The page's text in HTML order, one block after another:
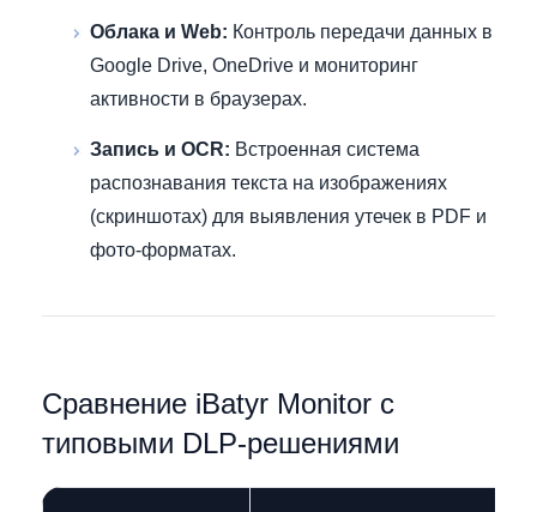
Облака и Web: Контроль передачи данных в
Google Drive, OneDrive и мониторинг
активности в браузерах.
Запись и OCR: Встроенная система
распознавания текста на изображениях
(скриншотах) для выявления утечек в PDF и
фото-форматах.
Сравнение iBatyr Monitor с
типовыми DLP-решениями